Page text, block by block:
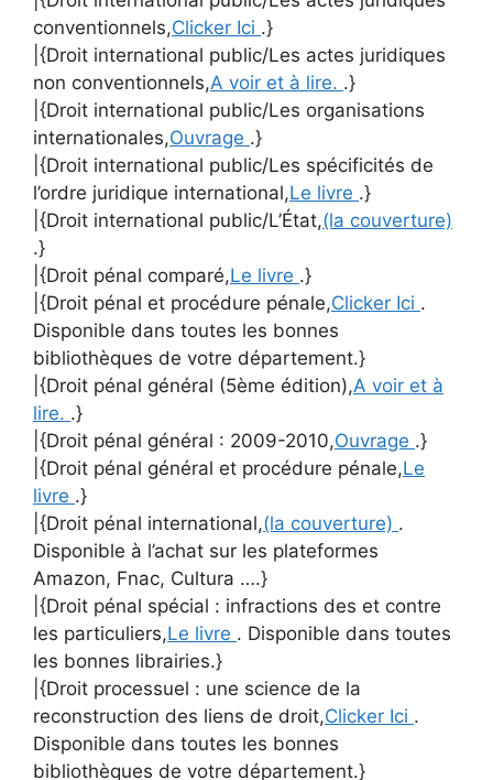
conventionnels,Clicker Ici .}
|{Droit international public/Les actes juridiques
non conventionnels,A voir et à lire. .}
|{Droit international public/Les organisations
internationales,Ouvrage .}
|{Droit international public/Les spécificités de
l’ordre juridique international,Le livre .}
|{Droit international public/L’État,(la couverture)
.}
|{Droit pénal comparé,Le livre .}
|{Droit pénal et procédure pénale,Clicker Ici .
Disponible dans toutes les bonnes
bibliothèques de votre département.}
|{Droit pénal général (5ème édition),A voir et à
lire. .}
|{Droit pénal général : 2009-2010,Ouvrage .}
|{Droit pénal général et procédure pénale,Le
livre .}
|{Droit pénal international,(la couverture) .
Disponible à l’achat sur les plateformes
Amazon, Fnac, Cultura ….}
|{Droit pénal spécial : infractions des et contre
les particuliers,Le livre . Disponible dans toutes
les bonnes librairies.}
|{Droit processuel : une science de la
reconstruction des liens de droit,Clicker Ici .
Disponible dans toutes les bonnes
bibliothèques de votre département.}